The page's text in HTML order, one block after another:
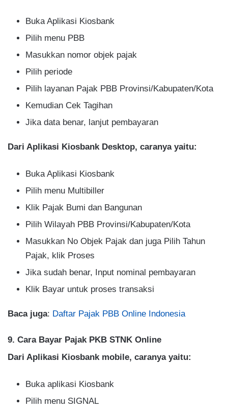
Buka Aplikasi Kiosbank
Pilih menu PBB
Masukkan nomor objek pajak
Pilih periode
Pilih layanan Pajak PBB Provinsi/Kabupaten/Kota
Kemudian Cek Tagihan
Jika data benar, lanjut pembayaran
Dari Aplikasi Kiosbank Desktop, caranya yaitu:
Buka Aplikasi Kiosbank
Pilih menu Multibiller
Klik Pajak Bumi dan Bangunan
Pilih Wilayah PBB Provinsi/Kabupaten/Kota
Masukkan No Objek Pajak dan juga Pilih Tahun
Pajak, klik Proses
Jika sudah benar, Input nominal pembayaran
Klik Bayar untuk proses transaksi
Baca juga: Daftar Pajak PBB Online Indonesia
9. Cara Bayar Pajak PKB STNK Online
Dari Aplikasi Kiosbank mobile, caranya yaitu:
Buka aplikasi Kiosbank
Pilih menu SIGNAL